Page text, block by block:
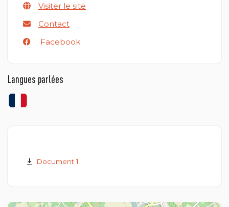
Visiter le site
Contact
Facebook
Langues parlées
Document 1